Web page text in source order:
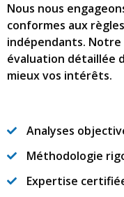
Nous nous
conformes aux
indépendants.
évaluation détaillée
mieux vos intérêts.
Analyses
Méthodologie
Expertise